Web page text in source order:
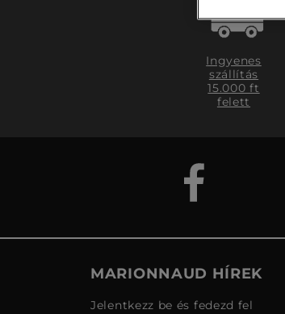
Ingyenes
szállítás
15.000 ft
felett
MARIONNAUD HÍREK
Jelentkezz be és fedezd fel